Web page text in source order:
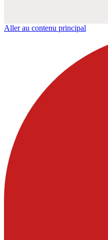
Aller au contenu principal